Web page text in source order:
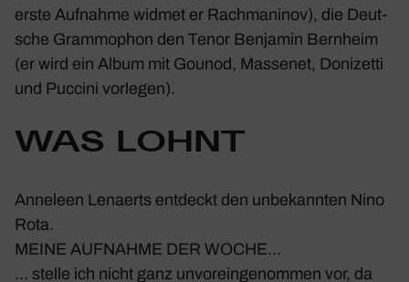
erste Aufnahme widmet er Rach­ma­ninov), die Deut­
sche Gram­mo­phon den Tenor Benjamin Bern­heim
(er wird ein Album mit Gounod, Massenet, Doni­zetti
und Puccini vorlegen).
WAS LOHNT
Anne­leen Lenaerts entdeckt den unbe­kannten Nino
Rota.
MEINE AUFNAHME DER WOCHE…
… stelle ich nicht ganz unvor­ein­ge­nommen vor, da